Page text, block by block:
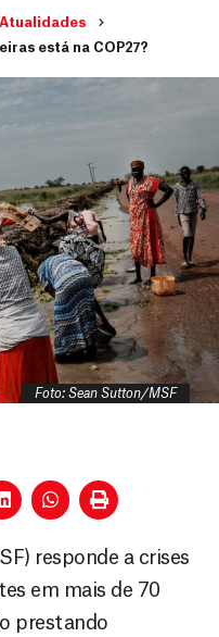
Atualidades
está na COP27?
Foto: Sean Sutton/MSF
responde a crises
em mais de 70
prestando